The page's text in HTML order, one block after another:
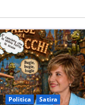
Politica
Satira